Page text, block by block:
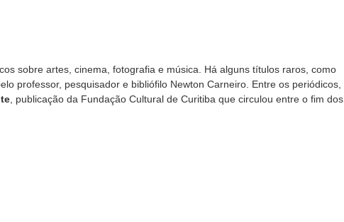
sobre artes, cinema, fotografia e música. Há alguns títulos raros, como
professor, pesquisador e bibliófilo Newton Carneiro. Entre os periódicos,
, publicação da Fundação Cultural de Curitiba que circulou entre o fim dos